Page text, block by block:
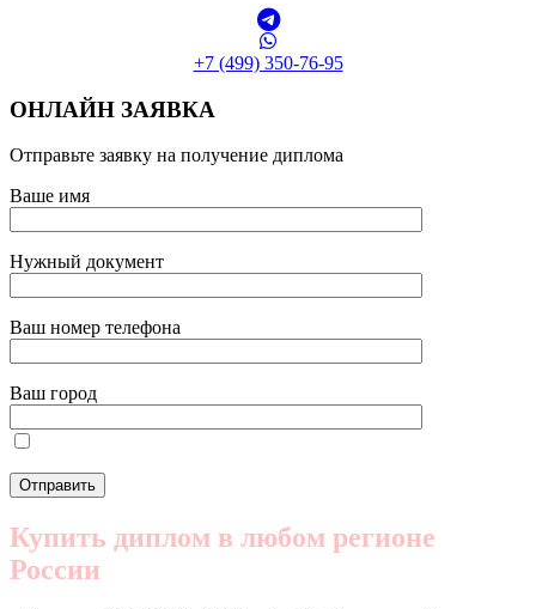
+7 (499) 350-76-95
ОНЛАЙН ЗАЯВКА
Отправьте заявку на получение диплома
Ваше имя
Нужный документ
Ваш номер телефона
Ваш город
Купить диплом в любом регионе
России